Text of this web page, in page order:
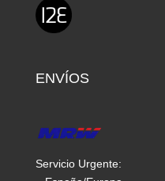
ENVÍOS
Servicio Urgente: